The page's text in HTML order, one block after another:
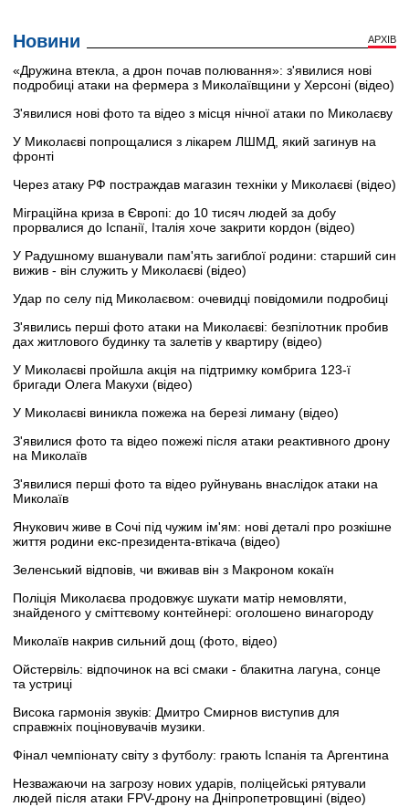
Новини АРХІВ
«Дружина втекла, а дрон почав полювання»: з'явилися нові
подробиці атаки на фермера з Миколаївщини у Херсоні (відео)
З'явилися нові фото та відео з місця нічної атаки по Миколаєву
У Миколаєві попрощалися з лікарем ЛШМД, який загинув на
фронті
Через атаку РФ постраждав магазин техніки у Миколаєві (відео)
Міграційна криза в Європі: до 10 тисяч людей за добу
прорвалися до Іспанії, Італія хоче закрити кордон (відео)
У Радушному вшанували пам'ять загиблої родини: старший син
вижив - він служить у Миколаєві (відео)
Удар по селу під Миколаєвом: очевидці повідомили подробиці
З'явились перші фото атаки на Миколаєві: безпілотник пробив
дах житлового будинку та залетів у квартиру (відео)
У Миколаєві пройшла акція на підтримку комбрига 123-ї
бригади Олега Макухи (відео)
У Миколаєві виникла пожежа на березі лиману (відео)
З'явилися фото та відео пожежі після атаки реактивного дрону
на Миколаїв
З'явилися перші фото та відео руйнувань внаслідок атаки на
Миколаїв
Янукович живе в Сочі під чужим ім'ям: нові деталі про розкішне
життя родини екс-президента-втікача (відео)
Зеленський відповів, чи вживав він з Макроном кокаїн
Поліція Миколаєва продовжує шукати матір немовляти,
знайденого у сміттєвому контейнері: оголошено винагороду
Миколаїв накрив сильний дощ (фото, відео)
Ойстервіль: відпочинок на всі смаки - блакитна лагуна, сонце
та устриці
Висока гармонія звуків: Дмитро Смирнов виступив для
справжніх поціновувачів музики.
Фінал чемпіонату світу з футболу: грають Іспанія та Аргентина
Незважаючи на загрозу нових ударів, поліцейські рятували
людей після атаки FPV-дрону на Дніпропетровщині (відео)